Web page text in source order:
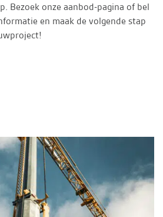
Bezoek onze aanbod-pagina of bel
en maak de volgende stap